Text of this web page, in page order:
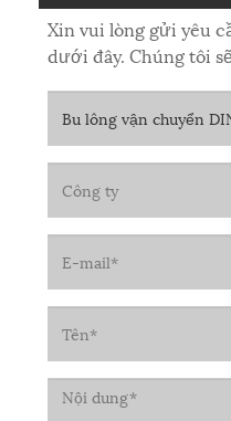
Xin vui lòng gửi yêu
dưới đây. Chúng tôi